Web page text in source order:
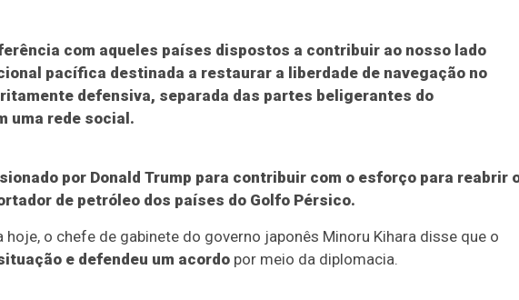
com aqueles países dispostos a contribuir ao nosso lado
pacífica destinada a restaurar a liberdade de navegação no
defensiva, separada das partes beligerantes do
uma rede social.
por Donald Trump para contribuir com o esforço para reabrir
de petróleo dos países do Golfo Pérsico.
o chefe de gabinete do governo japonês Minoru Kihara disse que o
e defendeu um acordo por meio da diplomacia.